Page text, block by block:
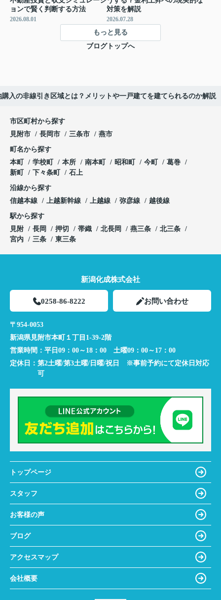
ョンで賢く判断する方法
2026.08.01
対策を解説
2026.07.28
もっと見る
ブログトップへ
購入の非線引き区域とは？メリットや一戸建てを建てられるのか解説
市区町村から探す
見附市
長岡市 三条市 燕市
町名から探す
本町
学校町 本所 南本町 昭和町 今町
葛巻
新町
下々条町 石上
沿線から探す
信越本線
上越新幹線 上越線 弥彦線 越後線
駅から探す
見附
長岡 押切 帯織 北長岡 燕三条
北三条
宮内
三条 東三条
新潟化成株式会社
0258-86-8222 お問い合わせ
〒954-0053
新潟県見附市本町１丁目1-39-2階
営業時間： 平日09：00～18：00 土曜09：00～17：00
定休日： 第2土曜/第3土曜/日曜/祝日 ※事前予約にて定休日対応
可
トップページ
スタッフ
お客様の声
ブログ
アクセスマップ
会社概要